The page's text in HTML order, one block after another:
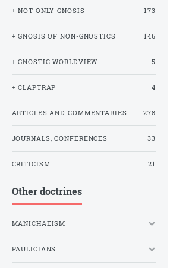
+ NOT ONLY GNOSIS 173
+ GNOSIS OF NON-GNOSTICS 146
+ GNOSTIC WORLDVIEW 5
+ CLAPTRAP 4
ARTICLES AND COMMENTARIES 278
JOURNALS, CONFERENCES 33
CRITICISM 21
Other doctrines
MANICHAEISM
PAULICIANS